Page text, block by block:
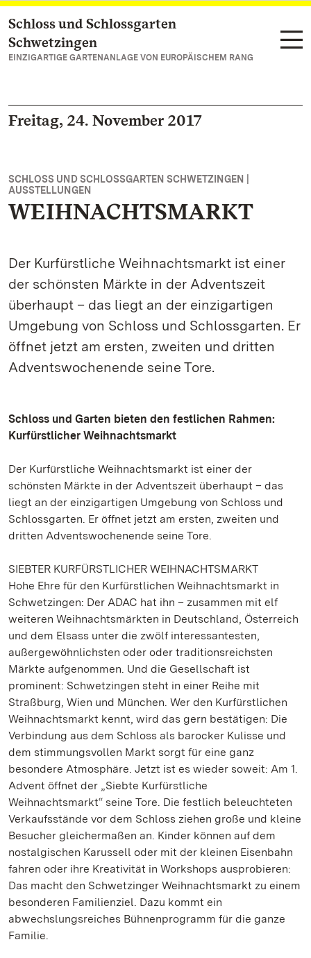
Zum Hauptinhalt springen
Schloss und Schlossgarten
Schwetzingen
EINZIGARTIGE GARTENANLAGE VON EUROPÄISCHEM RANG
Freitag, 24. November 2017
SCHLOSS UND SCHLOSSGARTEN SCHWETZINGEN |
AUSSTELLUNGEN
WEIHNACHTSMARKT
Der Kurfürstliche Weihnachtsmarkt ist einer
der schönsten Märkte in der Adventszeit
überhaupt – das liegt an der einzigartigen
Umgebung von Schloss und Schlossgarten. Er
öffnet jetzt am ersten, zweiten und dritten
Adventswochenende seine Tore.
Schloss und Garten bieten den festlichen Rahmen:
Kurfürstlicher Weihnachtsmarkt
Der Kurfürstliche Weihnachtsmarkt ist einer der
schönsten Märkte in der Adventszeit überhaupt – das
liegt an der einzigartigen Umgebung von Schloss und
Schlossgarten. Er öffnet jetzt am ersten, zweiten und
dritten Adventswochenende seine Tore.
SIEBTER KURFÜRSTLICHER WEIHNACHTSMARKT
Hohe Ehre für den Kurfürstlichen Weihnachtsmarkt in
Schwetzingen: Der ADAC hat ihn – zusammen mit elf
weiteren Weihnachtsmärkten in Deutschland, Österreich
und dem Elsass unter die zwölf interessantesten,
außergewöhnlichsten oder oder traditionsreichsten
Märkte aufgenommen. Und die Gesellschaft ist
prominent: Schwetzingen steht in einer Reihe mit
Straßburg, Wien und München. Wer den Kurfürstlichen
Weihnachtsmarkt kennt, wird das gern bestätigen: Die
Verbindung aus dem Schloss als barocker Kulisse und
dem stimmungsvollen Markt sorgt für eine ganz
besondere Atmosphäre. Jetzt ist es wieder soweit: Am 1.
Advent öffnet der „Siebte Kurfürstliche
Weihnachtsmarkt“ seine Tore. Die festlich beleuchteten
Verkaufsstände vor dem Schloss ziehen große und kleine
Besucher gleichermaßen an. Kinder können auf dem
nostalgischen Karussell oder mit der kleinen Eisenbahn
fahren oder ihre Kreativität in Workshops ausprobieren:
Das macht den Schwetzinger Weihnachtsmarkt zu einem
besonderen Familienziel. Dazu kommt ein
abwechslungsreiches Bühnenprogramm für die ganze
Familie.